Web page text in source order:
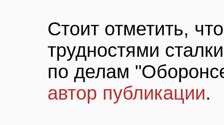
Стоит отметить,
трудностями
по делам
автор публикации.